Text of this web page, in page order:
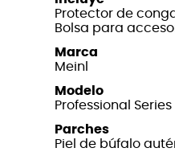
Protector de
Bolsa para
Marca
Meinl
Modelo
Professional Series
Parches
Piel de búfalo